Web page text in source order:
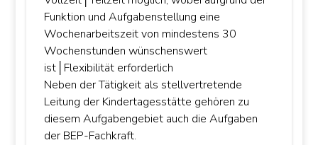
Funktion und Aufgabenstellung eine
Wochenarbeitszeit von mindestens 30
Wochenstunden wünschenswert
ist│Flexibilität erforderlich
Neben der Tätigkeit als stellvertretende
Leitung der Kindertagesstätte gehören zu
diesem Aufgabengebiet auch die Aufgaben
der BEP-Fachkraft.